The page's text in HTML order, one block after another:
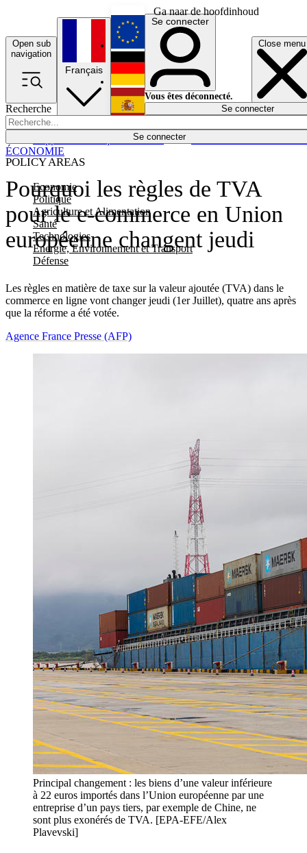
Ga naar de hoofdinhoud
Open sub
navigation
Close menu
Recherche
Se connecter
POLICY AREAS
Economie
Politique
Agriculture et Alimentation
Santé
Technologies
Energie, Environnement et Transport
Défense
Économie
Français
English
Deutsch
Español
Se connecter
Vous êtes déconnecté.
Se connecter
Pourquoi les règles de TVA
pour le e-commerce en Union
européenne changent jeudi
Les règles en matière de taxe sur la valeur ajoutée (TVA) dans le
commerce en ligne vont changer jeudi (1er Juillet), quatre ans après
que la réforme a été votée.
ÉCONOMIE
Agence France Presse (AFP)
Principal changement : les biens d’une valeur inférieure
à 22 euros importés dans l’Union européenne par une
entreprise d’un pays tiers, par exemple de Chine, ne
sont plus exonérés de TVA. [EPA-EFE/Alex
Plavevski]